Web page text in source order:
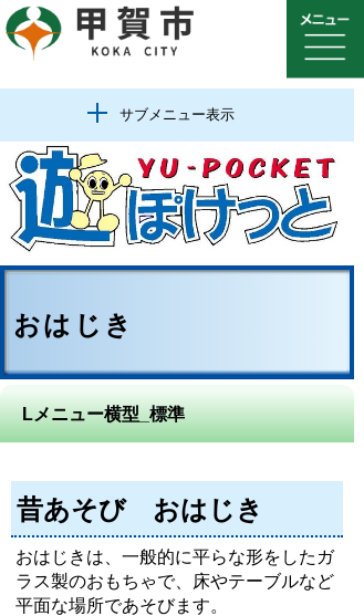
サブメニュー表示
おはじき
Lメニュー横型_標準
昔あそび おはじき
おはじきは、一般的に平らな形をしたガ
ラス製のおもちゃで、床やテーブルなど
平面な場所であそびます。